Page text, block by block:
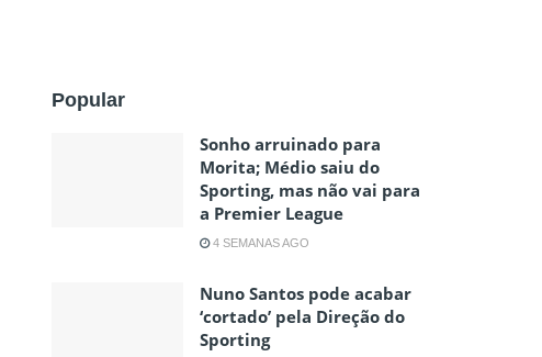
Popular
Sonho arruinado para
Morita; Médio saiu do
Sporting, mas não vai para
a Premier League
4 SEMANAS AGO
Nuno Santos pode acabar
‘cortado’ pela Direção do
Sporting